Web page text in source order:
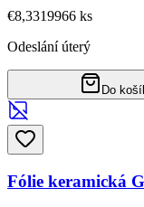
€8,3319966 ks
Odeslání úterý
Do
Fólie keramická